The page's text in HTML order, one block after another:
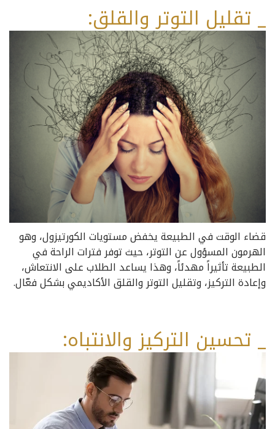
_ تقليل التوتر والقلق:
قضاء الوقت في الطبيعة يخفض مستويات الكورتيزول، وهو
الهرمون المسؤول عن التوتر، حيث توفر فترات الراحة في
الطبيعة تأثيراً مهدئاً، وهذا يساعد الطلاب على الانتعاش،
وإعادة التركيز، وتقليل التوتر والقلق الأكاديمي بشكل فعّال.
_ تحسين التركيز والانتباه: